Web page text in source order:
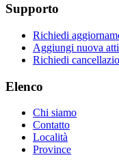
Supporto
Richiedi
Aggiungi nuova
Richiedi
Elenco
Chi siamo
Contatto
Località
Province